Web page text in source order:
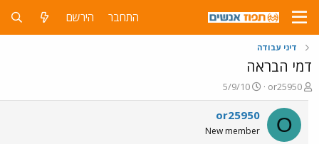
התחבר הירשם
דיני עבודה
דמי הבראה
פ
ו
ת
ח
ה
or25950
פ
ו
ר
ס
ם
5/9/10
O
or25950
New member